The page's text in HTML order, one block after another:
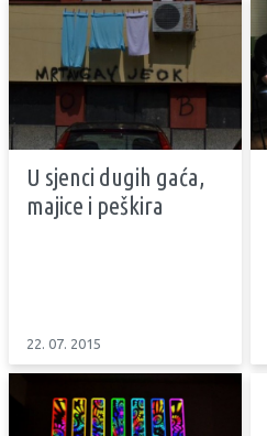
U sjenci dugih gaća,
majice i peškira
22. 07. 2015